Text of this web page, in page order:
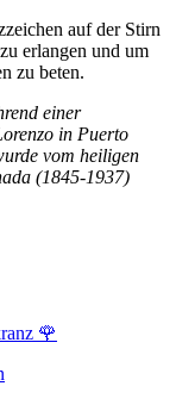
auf der Stirn
erlangen und um
zu beten.
einer
in Puerto
vom heiligen
(1845-1937)
🌹